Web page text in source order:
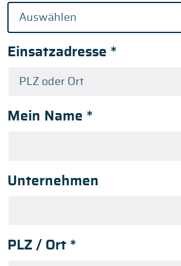
Einsatzadresse *
Mein Name *
Unternehmen
PLZ / Ort *